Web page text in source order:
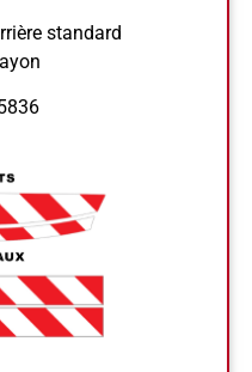
standard